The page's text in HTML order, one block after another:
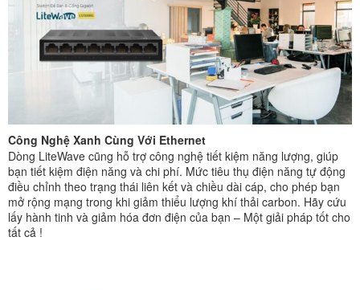
Công Nghệ Xanh Cùng Với Ethernet
Dòng LiteWave cũng hỗ trợ công nghệ tiết kiệm năng lượng, giúp
bạn tiết kiệm điện năng và chi phí. Mức tiêu thụ điện năng tự động
điều chỉnh theo trạng thái liên kết và chiều dài cáp, cho phép bạn
mở rộng mạng trong khi giảm thiểu lượng khí thải carbon. Hãy cứu
lấy hành tinh và giảm hóa đơn điện của bạn – Một giải pháp tốt cho
tất cả !